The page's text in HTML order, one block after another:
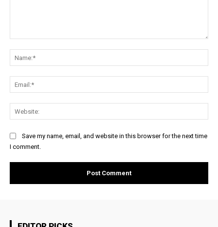
Save my name, email, and website in this browser for the next time
I comment.